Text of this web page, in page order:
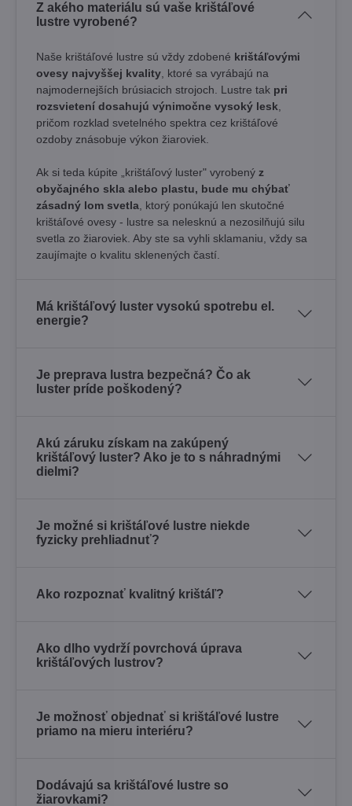
Z akého materiálu sú vaše krištáľové
lustre vyrobené?
Naše krištáľové lustre sú vždy zdobené krištáľovými
ovesy najvyššej kvality , ktoré sa vyrábajú na
najmodernejších brúsiacich strojoch. Lustre tak pri
rozsvietení dosahujú výnimočne vysoký lesk
pričom rozklad svetelného spektra cez krištáľové
ozdoby znásobuje výkon žiaroviek.
Ak si teda kúpite „krištáľový luster" vyrobený z
obyčajného skla alebo plastu, bude mu chýbať
zásadný lom svetla , ktorý ponúkajú len skutočné
krištáľové ovesy - lustre sa nelesknú a nezosilňujú silu
svetla zo žiaroviek. Aby ste sa vyhli sklamaniu, vždy sa
zaujímajte o kvalitu sklenených častí.
Má krištáľový luster vysokú spotrebu el.
energie?
Je preprava lustra bezpečná? Čo ak
luster príde poškodený?
Akú záruku získam na zakúpený
krištáľový luster? Ako je to s náhradnými
dielmi?
Je možné si krištáľové lustre niekde
fyzicky prehliadnuť?
Ako rozpoznať kvalitný krištáľ?
Ako dlho vydrží povrchová úprava
krištáľových lustrov?
Je možnosť objednať si krištáľové lustre
priamo na mieru interiéru?
Dodávajú sa krištáľové lustre so
žiarovkami?